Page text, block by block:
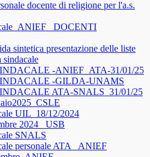
docente di religione per l'a.s.
DOCENTI
sintetica presentazione delle liste
sindacale
-ANIEF_ATA-31/01/25
-GILDA-UNAMS
ATA-SNALS_31/01/25
UIL_18/12/2024
2024_ USB
SNALS
personale ATA_ ANIEF